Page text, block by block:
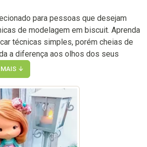
para pessoas que desejam
de modelagem em biscuit. Aprenda
técnicas simples, porém cheias de
a diferença aos olhos dos seus
MAIS ↓